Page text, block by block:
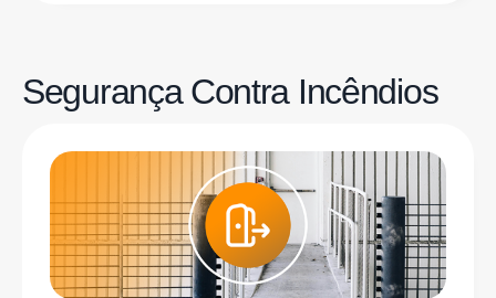
Segurança Contra Incêndios